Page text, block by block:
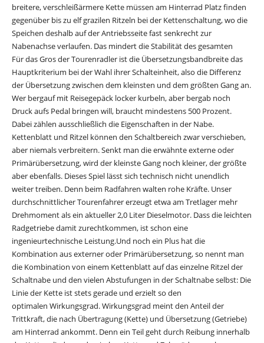
breitere, verschleißärmere Kette müssen am Hinterrad Platz finden
gegenüber bis zu elf grazilen Ritzeln bei der Kettenschaltung, wo die
Speichen deshalb auf der Antriebsseite fast senkrecht zur
Nabenachse verlaufen. Das mindert die Stabilität des gesamten
Für das Gros der Tourenradler ist die Übersetzungsbandbreite das
Hauptkriterium bei der Wahl ihrer Schalteinheit, also die Differenz
der Übersetzung zwischen dem kleinsten und dem größten Gang an.
Wer bergauf mit Reisegepäck locker kurbeln, aber bergab noch
Druck aufs Pedal bringen will, braucht mindestens 500 Prozent.
Dabei zählen ausschließlich die Eigenschaften in der Nabe.
Kettenblatt und Ritzel können den Schaltbereich zwar verschieben,
aber niemals verbreitern. Senkt man die erwähnte externe oder
Primärübersetzung, wird der kleinste Gang noch kleiner, der größte
aber ebenfalls. Dieses Spiel lässt sich technisch nicht unendlich
weiter treiben. Denn beim Radfahren walten rohe Kräfte. Unser
durchschnittlicher Tourenfahrer erzeugt etwa am Tretlager mehr
Drehmoment als ein aktueller 2,0 Liter Dieselmotor. Dass die leichten
Radgetriebe damit zurechtkommen, ist schon eine
ingenieurtechnische Leistung.Und noch ein Plus hat die
Kombination aus externer oder Primärübersetzung, so nennt man
die Kombination von einem Kettenblatt auf das einzelne Ritzel der
Schaltnabe und den vielen Abstufungen in der Schaltnabe selbst: Die
Linie der Kette ist stets gerade und erzielt so den
optimalen Wirkungsgrad. Wirkungsgrad meint den Anteil der
Trittkraft, die nach Übertragung (Kette) und Übersetzung (Getriebe)
am Hinterrad ankommt. Denn ein Teil geht durch Reibung innerhalb